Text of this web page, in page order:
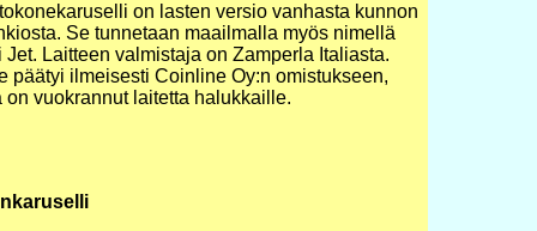
on lasten versio vanhasta kunnon
Se tunnetaan maailmalla myös nimellä
Jet. Laitteen valmistaja on Zamperla Italiasta.
päätyi ilmeisesti Coinline Oy:n omistukseen,
on vuokrannut laitetta halukkaille.